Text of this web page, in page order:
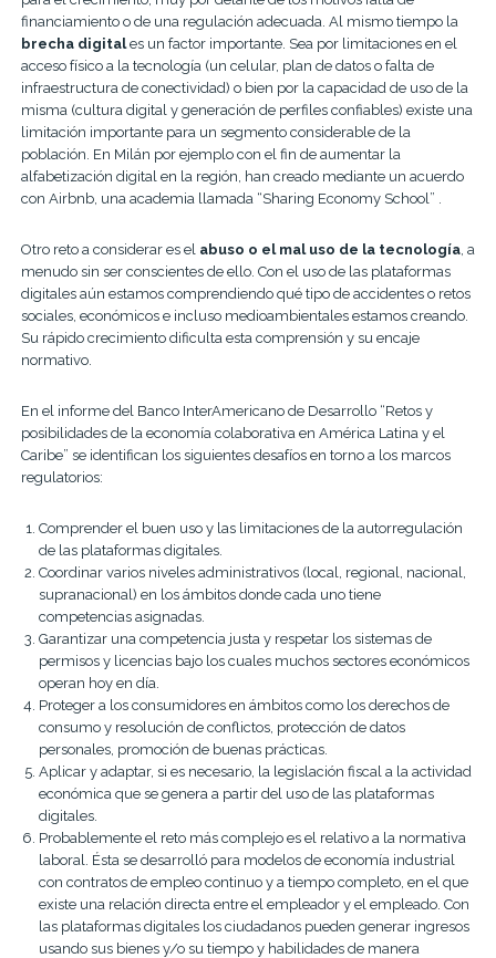
financiamiento o de una regulación adecuada. Al mismo tiempo la
brecha digitales un factor importante. Sea por limitaciones en el
acceso físico a la tecnología (un celular, plan de datos o falta de
infraestructura de conectividad) o bien por la capacidad de uso de la
misma (cultura digital y generación de perfiles confiables) existe una
limitación importante para un segmento considerable de la
población. En Milán por ejemplo con el fin de aumentar la
alfabetización digital en la región, han creado mediante un acuerdo
con Airbnb, una academia llamada “Sharing Economy School” .
Otro reto a considerar es el abuso o el mal uso de la tecnología, a
menudo sin ser conscientes de ello. Con el uso de las plataformas
digitales aún estamos comprendiendo qué tipo de accidentes o retos
sociales, económicos e incluso medioambientales estamos creando.
Su rápido crecimiento dificulta esta comprensión y su encaje
normativo.
En el informe del Banco InterAmericano de Desarrollo “Retos y
posibilidades de la economía colaborativa en América Latina y el
Caribe” se identifican los siguientes desafíos en torno a los marcos
regulatorios:
Comprender el buen uso y las limitaciones de la autorregulación
de las plataformas digitales.
Coordinar varios niveles administrativos (local, regional, nacional,
supranacional) en los ámbitos donde cada uno tiene
competencias asignadas.
Garantizar una competencia justa y respetar los sistemas de
permisos y licencias bajo los cuales muchos sectores económicos
operan hoy en día.
Proteger a los consumidores en ámbitos como los derechos de
consumo y resolución de conflictos, protección de datos
personales, promoción de buenas prácticas.
Aplicar y adaptar, si es necesario, la legislación fiscal a la actividad
económica que se genera a partir del uso de las plataformas
digitales.
Probablemente el reto más complejo es el relativo a la normativa
laboral. Ésta se desarrolló para modelos de economía industrial
con contratos de empleo continuo y a tiempo completo, en el que
existe una relación directa entre el empleador y el empleado. Con
las plataformas digitales los ciudadanos pueden generar ingresos
usando sus bienes y/o su tiempo y habilidades de manera